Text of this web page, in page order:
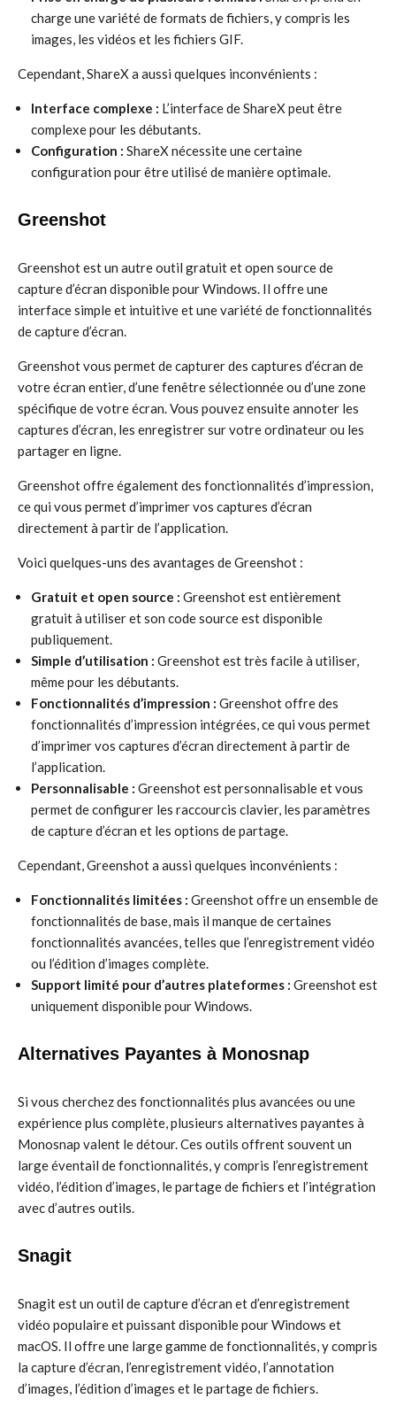
charge une variété de formats de fichiers, y compris les
images, les vidéos et les fichiers GIF.
Cependant, ShareX a aussi quelques inconvénients :
Interface complexe : L’interface de ShareX peut être
complexe pour les débutants.
Configuration : ShareX nécessite une certaine
configuration pour être utilisé de manière optimale.
Greenshot
Greenshot est un autre outil gratuit et open source de
capture d’écran disponible pour Windows. Il offre une
interface simple et intuitive et une variété de fonctionnalités
de capture d’écran.
Greenshot vous permet de capturer des captures d’écran de
votre écran entier, d’une fenêtre sélectionnée ou d’une zone
spécifique de votre écran. Vous pouvez ensuite annoter les
captures d’écran, les enregistrer sur votre ordinateur ou les
partager en ligne.
Greenshot offre également des fonctionnalités d’impression,
ce qui vous permet d’imprimer vos captures d’écran
directement à partir de l’application.
Voici quelques-uns des avantages de Greenshot :
Gratuit et open source : Greenshot est entièrement
gratuit à utiliser et son code source est disponible
publiquement.
Simple d’utilisation : Greenshot est très facile à utiliser,
même pour les débutants.
Fonctionnalités d’impression : Greenshot offre des
fonctionnalités d’impression intégrées, ce qui vous permet
d’imprimer vos captures d’écran directement à partir de
l’application.
Personnalisable : Greenshot est personnalisable et vous
permet de configurer les raccourcis clavier, les paramètres
de capture d’écran et les options de partage.
Cependant, Greenshot a aussi quelques inconvénients :
Fonctionnalités limitées : Greenshot offre un ensemble de
fonctionnalités de base, mais il manque de certaines
fonctionnalités avancées, telles que l’enregistrement vidéo
ou l’édition d’images complète.
Support limité pour d’autres plateformes : Greenshot est
uniquement disponible pour Windows.
Alternatives Payantes à Monosnap
Si vous cherchez des fonctionnalités plus avancées ou une
expérience plus complète, plusieurs alternatives payantes à
Monosnap valent le détour. Ces outils offrent souvent un
large éventail de fonctionnalités, y compris l’enregistrement
vidéo, l’édition d’images, le partage de fichiers et l’intégration
avec d’autres outils.
Snagit
Snagit est un outil de capture d’écran et d’enregistrement
vidéo populaire et puissant disponible pour Windows et
macOS. Il offre une large gamme de fonctionnalités, y compris
la capture d’écran, l’enregistrement vidéo, l’annotation
d’images, l’édition d’images et le partage de fichiers.